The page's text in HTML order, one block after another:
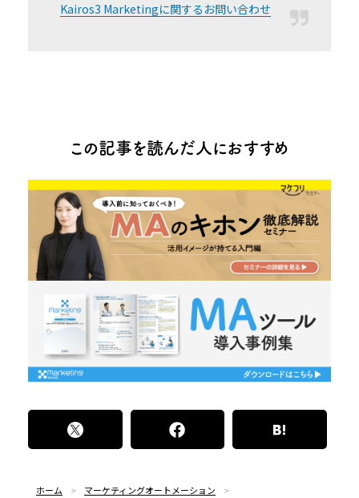
Kairos3 Marketingに関するお問い合わせ
この記事を読んだ人におすすめ
ホーム
マーケティングオートメーション